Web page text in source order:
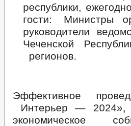
республики,
гости: Министры
руководители
Чеченской
регионов.
Эффективное
Интерьер —
экономическое